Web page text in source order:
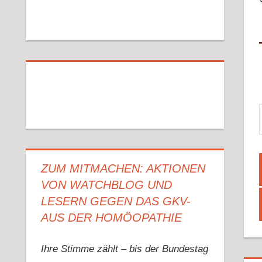
ZUM MITMACHEN: AKTIONEN
VON WATCHBLOG UND
LESERN GEGEN DAS GKV-
AUS DER HOMÖOPATHIE
Ihre Stimme zählt – bis der Bundestag